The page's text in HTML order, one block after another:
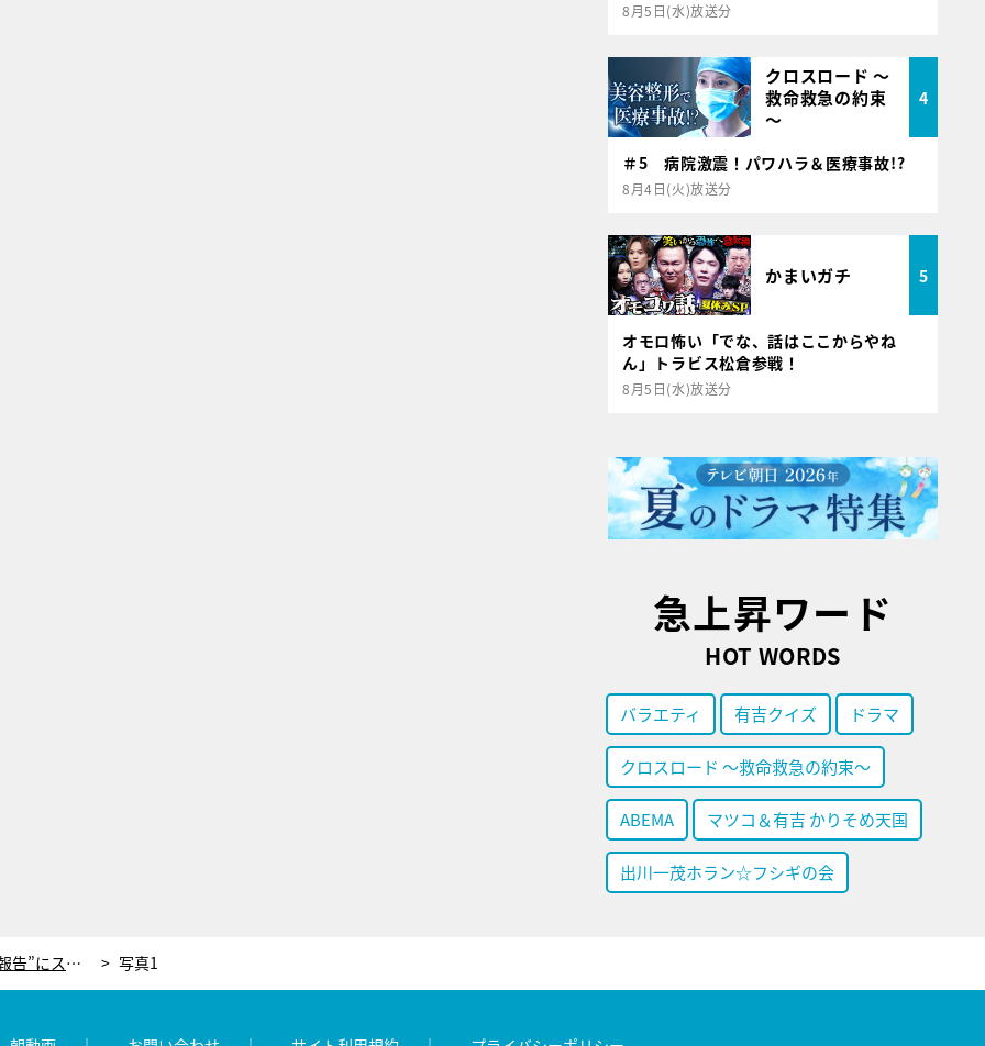
8月5日(水)放送分
クロスロード ～
救命救急の約束
～
4
＃5 病院激震！パワハラ＆医療事故!?
8月4日(火)放送分
かまいガチ 5
オモロ怖い「でな、話はここからやね
ん」トラビス松倉参戦！
8月5日(水)放送分
急上昇ワード
HOT WORDS
バラエティ 有吉クイズ ドラマ
クロスロード ～救命救急の約束～
ABEMA マツコ＆有吉 かりそめ天国
出川一茂ホラン☆フシギの会
紅しょうが稲田、母親への“悲しい報告”にスタジオからツッコミ「もっと明るいニュースないの？」 写真1